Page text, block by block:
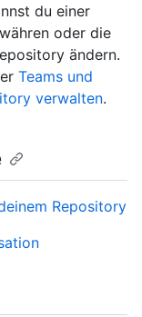
du einer
oder die
ändern.
Teams und
verwalten.
Repository